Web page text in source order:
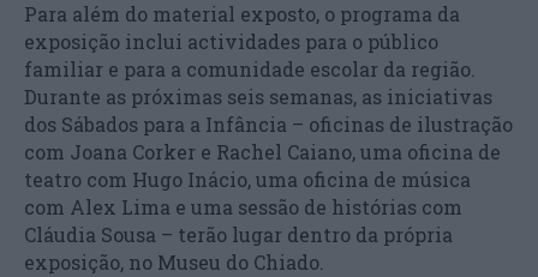
Para além do material exposto, o programa da
exposição inclui actividades para o público
familiar e para a comunidade escolar da região.
Durante as próximas seis semanas, as iniciativas
dos Sábados para a Infância – oficinas de ilustração
com Joana Corker e Rachel Caiano, uma oficina de
teatro com Hugo Inácio, uma oficina de música
com Alex Lima e uma sessão de histórias com
Cláudia Sousa – terão lugar dentro da própria
exposição, no Museu do Chiado.